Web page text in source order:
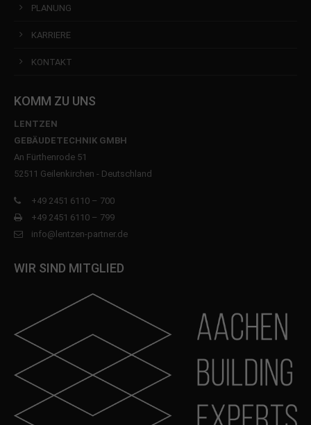
PLANUNG
KARRIERE
KONTAKT
KOMM ZU UNS
LENTZEN
GEBÄUDETECHNIK GMBH
An Fürthenrode 51
52511 Geilenkirchen - Deutschland
+49 2451 6110 – 700
+49 2451 6110 – 799
info@lentzen-partner.de
WIR SIND MITGLIED